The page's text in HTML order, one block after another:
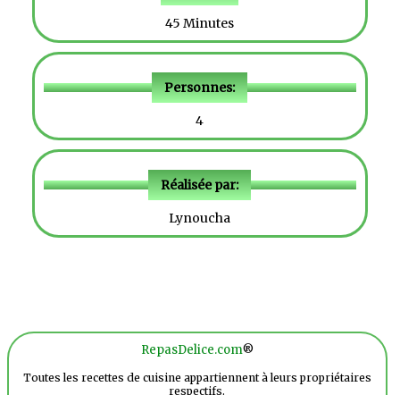
45 Minutes
Personnes:
4
Réalisée par:
Lynoucha
RepasDelice.com®
Toutes les recettes de cuisine appartiennent à leurs propriétaires
respectifs.